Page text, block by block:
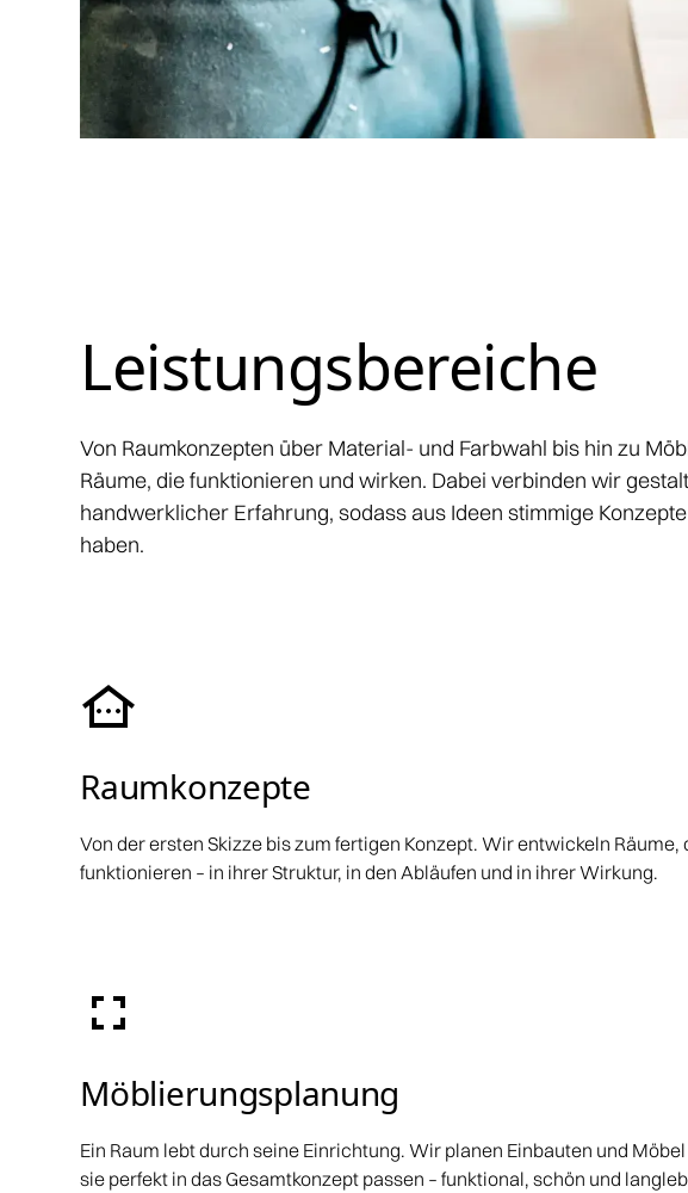
Leistungsbereiche
Von Raumkonzepten über Material- und Farbwahl bis hin zu
Räume, die funktionieren und wirken. Dabei verbinden wir
handwerklicher Erfahrung, sodass aus Ideen stimmige
haben.
Raumkonzepte
Von der ersten Skizze bis zum fertigen Konzept. Wir entwickeln Räume,
funktionieren – in ihrer Struktur, in den Abläufen und in ihrer Wirkung.
Möblierungsplanung
Ein Raum lebt durch seine Einrichtung. Wir planen Einbauten und
sie perfekt in das Gesamtkonzept passen – funktional, schön und